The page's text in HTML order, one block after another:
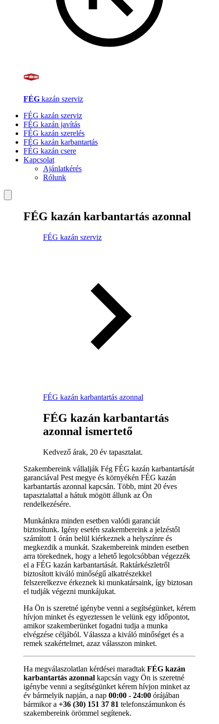
FÉG kazán szerviz
FÉG kazán szerviz
FÉG kazán javítás
FÉG kazán szerelés
FÉG kazán karbantartás
FÉG kazán csere
Kapcsolat
Ajánlatkérés
Rólunk
FÉG kazán karbantartás azonnal
FÉG kazán szerviz
FÉG kazán karbantartás azonnal
FÉG kazán karbantartás
azonnal ismertető
Kedvező árak, 20 év tapasztalat.
Szakembereink vállalják Fég FÉG kazán karbantartását
garanciával Pest megye és környékén FÉG kazán
karbantartás azonnal kapcsán. Több, mint 20 éves
tapasztalattal a hátuk mögött állunk az Ön
rendelkezésére.
Munkánkra minden esetben valódi garanciát
biztosítunk. Igény esetén szakembereink a jelzéstől
számított 1 órán belül kiérkeznek a helyszínre és
megkezdik a munkát. Szakembereink minden esetben
arra törekednek, hogy a lehető legolcsóbban végezzék
el a FÉG kazán karbantartását. Raktárkészletről
biztosított kiváló minőségű alkatrészekkel
felszerelkezve érkeznek ki munkatársaink, így biztosan
el tudják végezni munkájukat.
Ha Ön is szeretné igénybe venni a segítségünket, kérem
hívjon minket és egyeztessen le velünk egy időpontot,
amikor szakemberünket fogadni tudja a munka
elvégzése céljából. Válassza a kiváló minőséget és a
remek szakértelmet, azaz válasszon minket.
Ha megválaszolatlan kérdései maradtak FÉG kazán
karbantartás azonnal kapcsán vagy Ön is szeretné
igénybe venni a segítségünket kérem hívjon minket az
év bármelyik napján, a nap 00:00 - 24:00 órájában
bármikor a +36 (30) 151 37 81 telefonszámunkon és
szakembereink örömmel segítenek.